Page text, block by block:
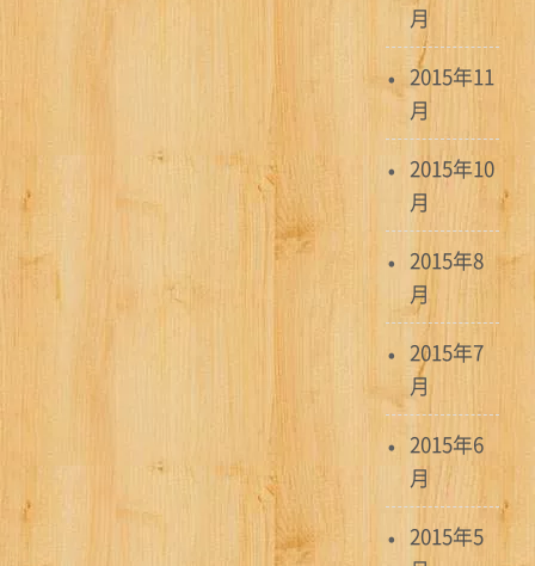
月
2015年11
月
2015年10
月
2015年8
月
2015年7
月
2015年6
月
2015年5